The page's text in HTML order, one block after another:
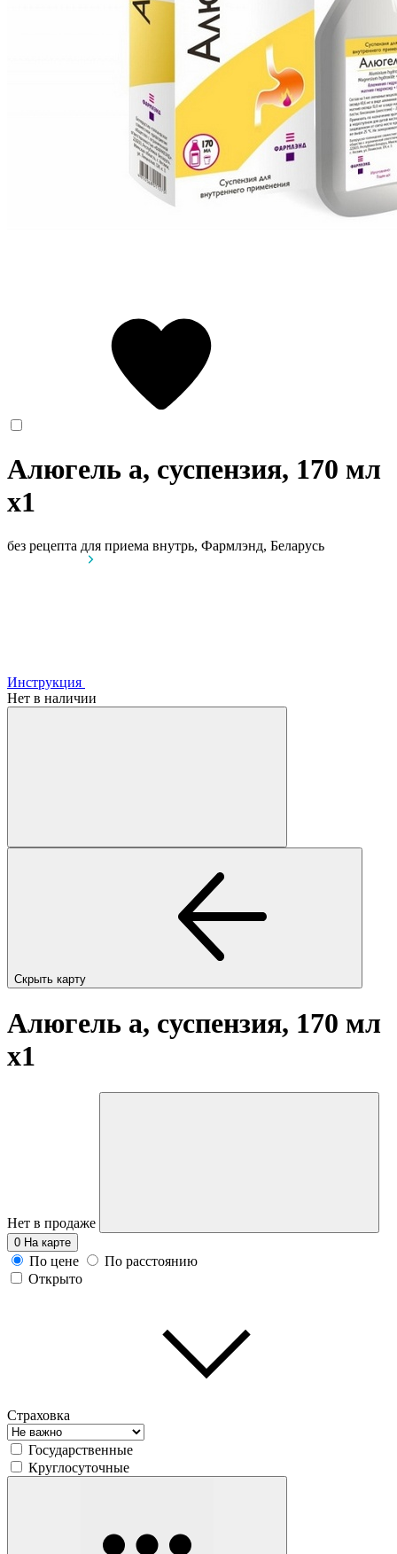
Алюгель а, суспензия, 170 мл
x1
без рецепта для приема внутрь, Фармлэнд, Беларусь
Инструкция
Нет в наличии
Скрыть карту
Алюгель а, суспензия, 170 мл
x1
Нет в продаже
0 На карте
По цене
По расстоянию
Открыто
Страховка
Государственные
Круглосуточные